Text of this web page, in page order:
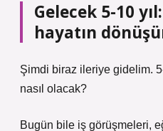
Gelecek 5-10
hayatın
Şimdi biraz ileriye gidelim.
nasıl olacak?
Bugün bile iş görüşmeleri,